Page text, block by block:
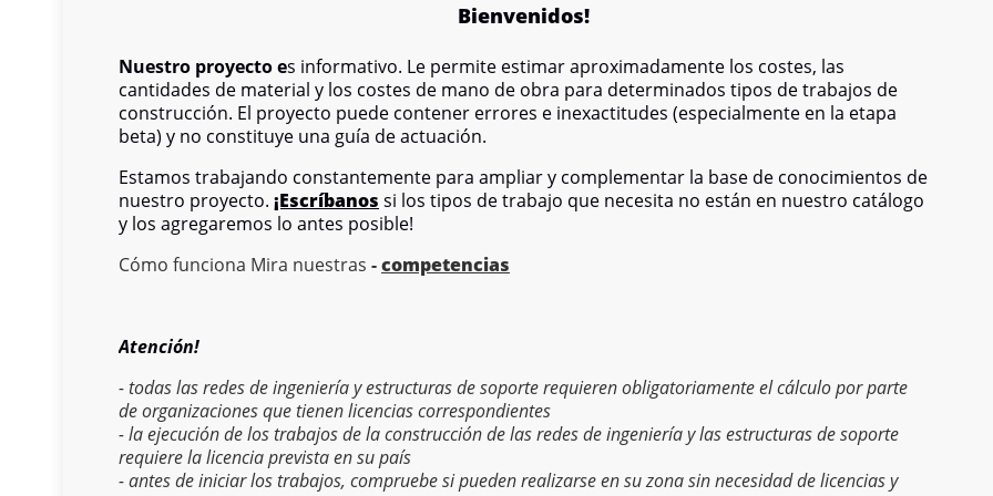
Bienvenidos!
Nuestro proyecto es informativo. Le permite estimar aproximadamente los costes, las
cantidades de material y los costes de mano de obra para determinados tipos de trabajos de
construcción. El proyecto puede contener errores e inexactitudes (especialmente en la etapa
beta) y no constituye una guía de actuación.
Estamos trabajando constantemente para ampliar y complementar la base de conocimientos de
nuestro proyecto. ¡Escríbanos si los tipos de trabajo que necesita no están en nuestro catálogo
y los agregaremos lo antes posible!
Cómo funciona Mira nuestras -competencias
Atención!
- todas las redes de ingeniería y estructuras de soporte requieren obligatoriamente el cálculo por parte
de organizaciones que tienen licencias correspondientes
- la ejecución de los trabajos de la construcción de las redes de ingeniería y las estructuras de soporte
requiere la licencia prevista en su país
- antes de iniciar los trabajos, compruebe si pueden realizarse en su zona sin necesidad de licencias y